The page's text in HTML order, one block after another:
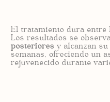
El tratamiento dura entre
Los resultados se
posteriores y alcanzan
semanas, ofreciendo un
rejuvenecido durante